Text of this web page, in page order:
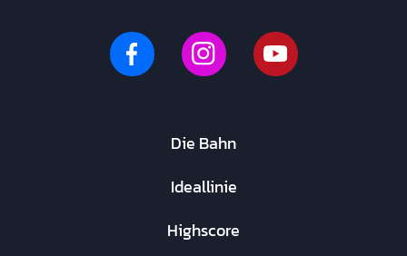
Die Bahn
Ideallinie
Highscore